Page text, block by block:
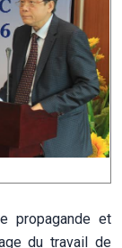
propagande et
du travail de